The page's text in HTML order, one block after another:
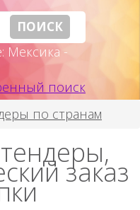
Мексика -
поиск
по странам
заказ